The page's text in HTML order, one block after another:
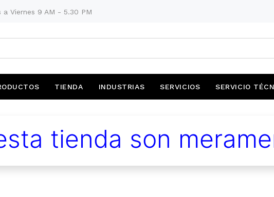
a Viernes 9 AM - 5.30 PM
TIENDA INDUSTRIAS SERVICIOS SERVICIO
tienda son